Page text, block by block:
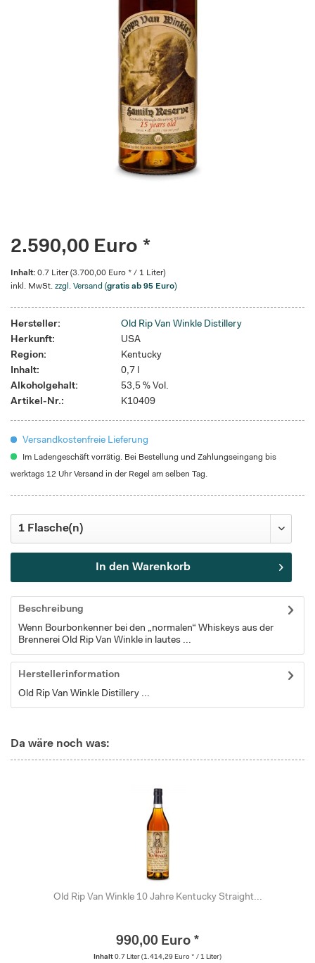
2.590,00 Euro *
Inhalt: 0.7 Liter (3.700,00 Euro * / 1 Liter)
inkl. MwSt. zzgl. Versand (gratis ab 95 Euro)
Hersteller:
Old Rip Van Winkle Distillery
Herkunft:
USA
Region:
Kentucky
Inhalt:
0,7 l
Alkoholgehalt:
53,5 % Vol.
Artikel-Nr.:
K10409
Versandkostenfreie Lieferung
Im Ladengeschäft vorrätig. Bei Bestellung und Zahlungseingang bis
werktags 12 Uhr Versand in der Regel am selben Tag.
In den Warenkorb
Beschreibung
Wenn Bourbonkenner bei den „normalen“ Whiskeys aus der
Brennerei Old Rip Van Winkle in lautes ...
Herstellerinformation
Old Rip Van Winkle Distillery ...
Da wäre noch was:
Old Rip Van Winkle 10 Jahre Kentucky Straight...
990,00 Euro *
Inhalt 0.7 Liter (1.414,29 Euro * / 1 Liter)